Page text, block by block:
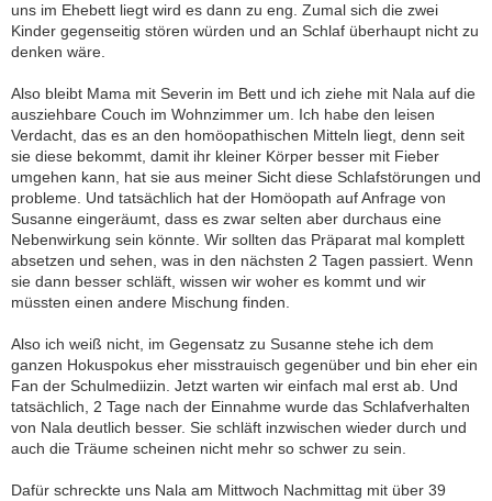
uns im Ehebett liegt wird es dann zu eng. Zumal sich die zwei
Kinder gegenseitig stören würden und an Schlaf überhaupt nicht zu
denken wäre.
Also bleibt Mama mit Severin im Bett und ich ziehe mit Nala auf die
ausziehbare Couch im Wohnzimmer um. Ich habe den leisen
Verdacht, das es an den homöopathischen Mitteln liegt, denn seit
sie diese bekommt, damit ihr kleiner Körper besser mit Fieber
umgehen kann, hat sie aus meiner Sicht diese Schlafstörungen und
probleme. Und tatsächlich hat der Homöopath auf Anfrage von
Susanne eingeräumt, dass es zwar selten aber durchaus eine
Nebenwirkung sein könnte. Wir sollten das Präparat mal komplett
absetzen und sehen, was in den nächsten 2 Tagen passiert. Wenn
sie dann besser schläft, wissen wir woher es kommt und wir
müssten einen andere Mischung finden.
Also ich weiß nicht, im Gegensatz zu Susanne stehe ich dem
ganzen Hokuspokus eher misstrauisch gegenüber und bin eher ein
Fan der Schulmediizin. Jetzt warten wir einfach mal erst ab. Und
tatsächlich, 2 Tage nach der Einnahme wurde das Schlafverhalten
von Nala deutlich besser. Sie schläft inzwischen wieder durch und
auch die Träume scheinen nicht mehr so schwer zu sein.
Dafür schreckte uns Nala am Mittwoch Nachmittag mit über 39